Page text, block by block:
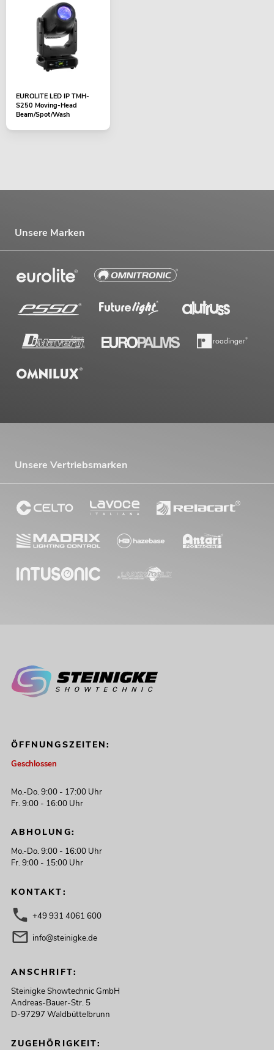
EUROLITE LED IP TMH-
S250 Moving-Head
Beam/Spot/Wash
Unsere Marken
Unsere Vertriebsmarken
ÖFFNUNGSZEITEN:
Geschlossen
Mo.-Do. 9:00 - 17:00 Uhr
Fr. 9:00 - 16:00 Uhr
ABHOLUNG:
Mo.-Do. 9:00 - 16:00 Uhr
Fr. 9:00 - 15:00 Uhr
KONTAKT:
+49 931 4061 600
info@steinigke.de
ANSCHRIFT:
Steinigke Showtechnic GmbH
Andreas-Bauer-Str. 5
D-97297 Waldbüttelbrunn
ZUGEHÖRIGKEIT: